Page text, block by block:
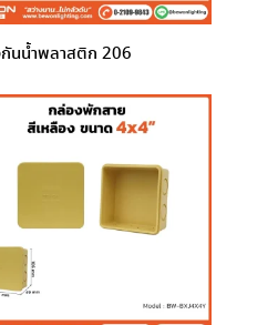
นน้ำพลาสติก 206